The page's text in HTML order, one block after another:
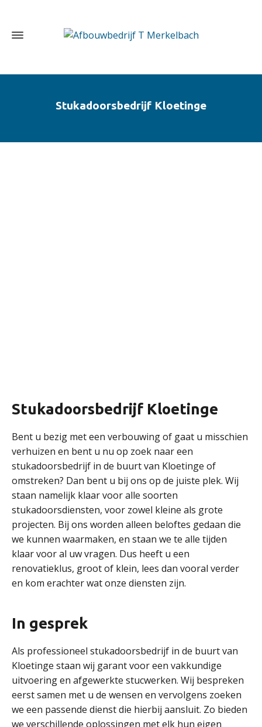
Stukadoorsbedrijf Kloetinge
Stukadoorsbedrijf Kloetinge
Bent u bezig met een verbouwing of gaat u misschien
verhuizen en bent u nu op zoek naar een
stukadoorsbedrijf in de buurt van Kloetinge of
omstreken? Dan bent u bij ons op de juiste plek. Wij
staan namelijk klaar voor alle soorten
stukadoorsdiensten, voor zowel kleine als grote
projecten. Bij ons worden alleen beloftes gedaan die
we kunnen waarmaken, en staan we te alle tijden
klaar voor al uw vragen. Dus heeft u een
renovatieklus, groot of klein, lees dan vooral verder
en kom erachter wat onze diensten zijn.
In gesprek
Als professioneel stukadoorsbedrijf in de buurt van
Kloetinge staan wij garant voor een vakkundige
uitvoering en afgewerkte stucwerken. Wij bespreken
eerst samen met u de wensen en vervolgens zoeken
we een passende dienst die hierbij aansluit. Zo bieden
we verschillende oplossingen met elk hun eigen